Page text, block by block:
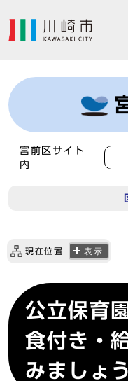
宮前区サイト
内
現在位置 表示
公立保育
食付き・
みましょ